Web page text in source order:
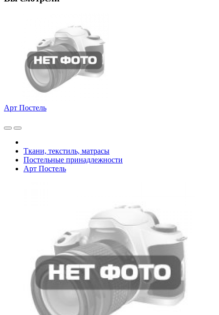
Арт Постель
Ткани, текстиль, матрасы
Постельные принадлежности
Арт Постель